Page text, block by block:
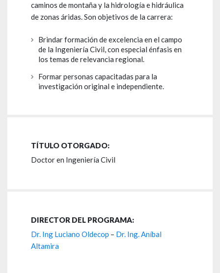
caminos de montaña y la hidrología e hidráulica
de zonas áridas. Son objetivos de la carrera:
Brindar formación de excelencia en el campo
de la Ingeniería Civil, con especial énfasis en
los temas de relevancia regional.
Formar personas capacitadas para la
investigación original e independiente.
TÍTULO OTORGADO:
Doctor en Ingeniería Civil
DIRECTOR DEL PROGRAMA:
Dr. Ing Luciano Oldecop – Dr. Ing. Aníbal
Altamira